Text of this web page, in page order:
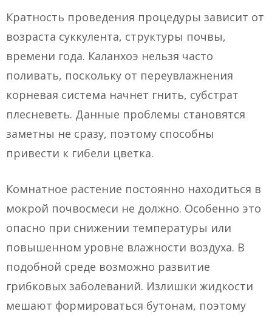
Кратность проведения процедуры зависит от
возраста суккулента, структуры почвы,
времени года. Каланхоэ нельзя часто
поливать, поскольку от переувлажнения
корневая система начнет гнить, субстрат
плесневеть. Данные проблемы становятся
заметны не сразу, поэтому способны
привести к гибели цветка.
Комнатное растение постоянно находиться в
мокрой почвосмеси не должно. Особенно это
опасно при снижении температуры или
повышенном уровне влажности воздуха. В
подобной среде возможно развитие
грибковых заболеваний. Излишки жидкости
мешают формироваться бутонам, поэтому